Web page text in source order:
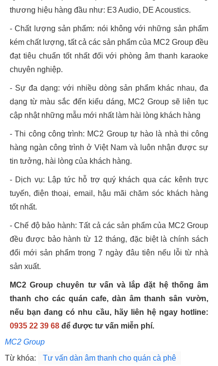
thương hiệu hàng đầu như: E3 Audio, DE Acoustics.
- Chất lượng sản phẩm: nói không với những sản phẩm
kém chất lượng, tất cả các sản phẩm của MC2 Group đều
đạt tiêu chuẩn tốt nhất đối với phòng âm thanh karaoke
chuyên nghiệp.
- Sự đa dạng: với nhiều dòng sản phẩm khác nhau, đa
dạng từ màu sắc đến kiểu dáng, MC2 Group sẽ liên tục
cập nhật những mẫu mới nhất làm hài lòng khách hàng
- Thi công công trình: MC2 Group tự hào là nhà thi công
hàng ngàn công trình ở Việt Nam và luôn nhận được sự
tin tưởng, hài lòng của khách hàng.
- Dịch vụ: Lập tức hỗ trợ quý khách qua các kênh trực
tuyến, điện thoại, email, hậu mãi chăm sóc khách hàng
tốt nhất.
- Chế độ bảo hành: Tất cả các sản phẩm của MC2 Group
đều được bảo hành từ 12 tháng, đặc biệt là chính sách
đổi mới sản phẩm trong 7 ngày đâu tiên nếu lỗi từ nhà
sản xuất.
MC2 Group chuyên tư vấn và lắp đặt hệ thống âm
thanh cho các quán cafe, dàn âm thanh sân vườn,
nếu bạn đang có nhu cầu, hãy liên hệ ngay hotline:
0935 22 39 68 để được tư vấn miễn phí.
MC2 Group
Từ khóa:
Tư vấn dàn âm thanh cho quán cà phê